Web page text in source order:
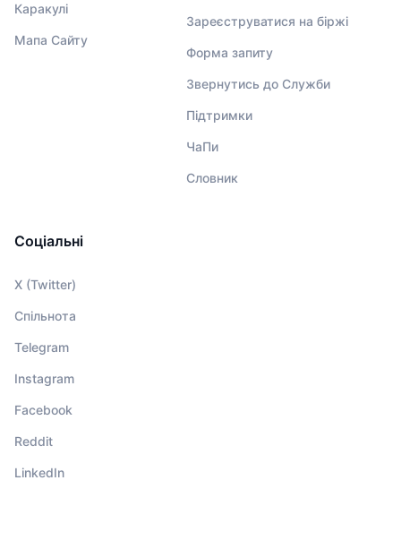
Каракулі
Мапа Сайту
Зареєструватися на біржі
Форма запиту
Звернутись до Служби
Підтримки
ЧаПи
Словник
Соціальні
X (Twitter)
Спільнота
Telegram
Instagram
Facebook
Reddit
LinkedIn